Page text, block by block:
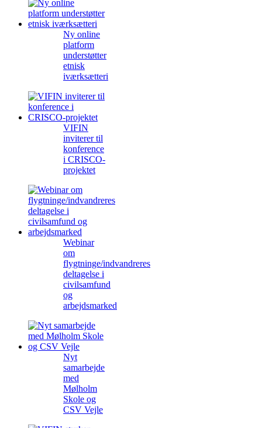
Ny online
platform
understøtter
etnisk
iværksætteri
VIFIN
inviterer til
konference
i CRISCO-
projektet
Webinar
om
flygtninge/indvandreres
deltagelse i
civilsamfund
og
arbejdsmarked
Nyt
samarbejde
med
Mølholm
Skole og
CSV Vejle